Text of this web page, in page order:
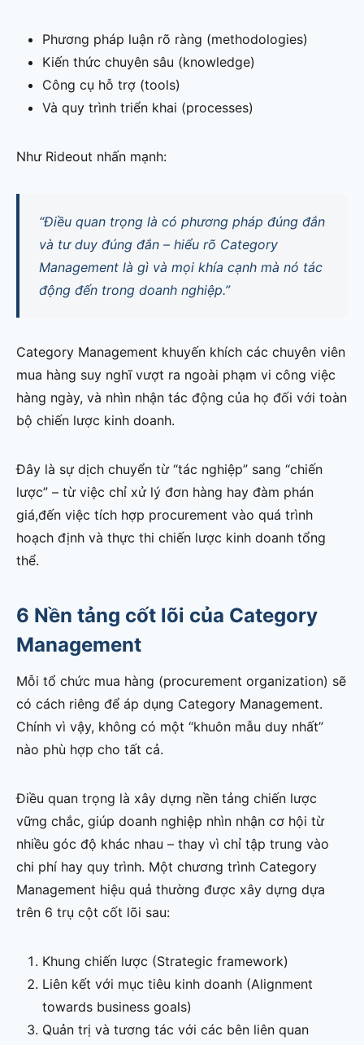
Phương pháp luận rõ ràng (methodologies)
Kiến thức chuyên sâu (knowledge)
Công cụ hỗ trợ (tools)
Và quy trình triển khai (processes)
Như Rideout nhấn mạnh:
“Điều quan trọng là có phương pháp đúng đắn
và tư duy đúng đắn – hiểu rõ Category
Management là gì và mọi khía cạnh mà nó tác
động đến trong doanh nghiệp.”
Category Management khuyến khích các chuyên viên
mua hàng suy nghĩ vượt ra ngoài phạm vi công việc
hàng ngày, và nhìn nhận tác động của họ đối với toàn
bộ chiến lược kinh doanh.
Đây là sự dịch chuyển từ “tác nghiệp” sang “chiến
lược” – từ việc chỉ xử lý đơn hàng hay đàm phán
giá,đến việc tích hợp procurement vào quá trình
hoạch định và thực thi chiến lược kinh doanh tổng
thể.
6 Nền tảng cốt lõi của Category
Management
Mỗi tổ chức mua hàng (procurement organization) sẽ
có cách riêng để áp dụng Category Management.
Chính vì vậy, không có một “khuôn mẫu duy nhất”
nào phù hợp cho tất cả.
Điều quan trọng là xây dựng nền tảng chiến lược
vững chắc, giúp doanh nghiệp nhìn nhận cơ hội từ
nhiều góc độ khác nhau – thay vì chỉ tập trung vào
chi phí hay quy trình. Một chương trình Category
Management hiệu quả thường được xây dựng dựa
trên 6 trụ cột cốt lõi sau:
Khung chiến lược (Strategic framework)
Liên kết với mục tiêu kinh doanh (Alignment
towards business goals)
Quản trị và tương tác với các bên liên quan